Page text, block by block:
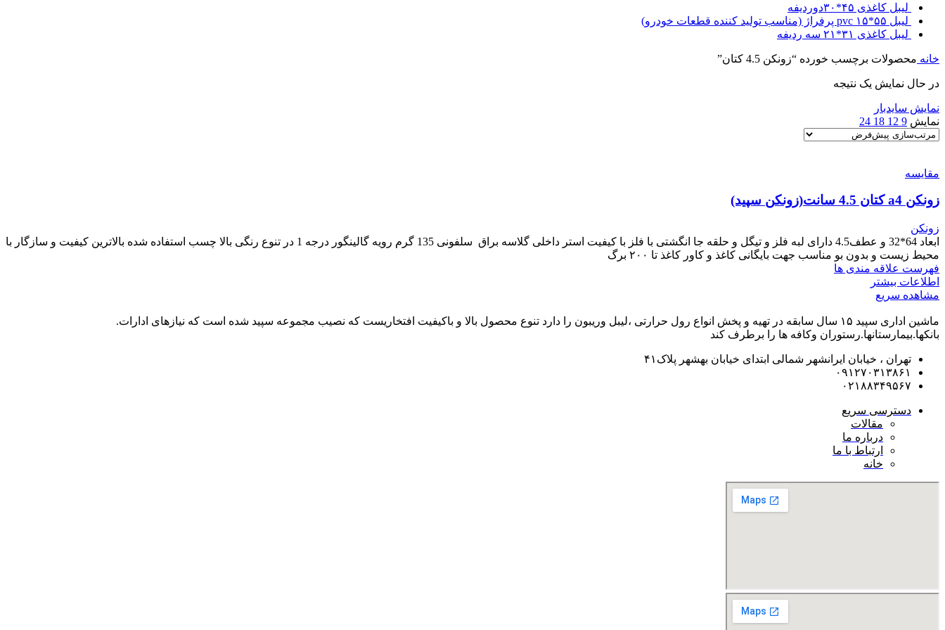
لیبل کاغذی ۴۵*۳۰دوردیفه
لیبل ۵۵*۱۵ pvc پرفراژ (مناسب تولید کننده قطعات خودرو)
لیبل کاغذی ۳۱*۲۱ سه ردیفه
خانه محصولات برچسب خورده “زونکن 4.5 کتان”
در حال نمایش یک نتیجه
نمایش سایدبار
نمایش 9
12
18
24
مقایسه
زونکن a4 کتان 4.5 سانت(زونکن سپید)
زونکن
ابعاد 64*32 و عطف4.5 دارای لبه فلز و تیگل و حلقه جا انگشتی با فلز با کیفیت استر داخلی گلاسه براق سلفونی 135 گرم رویه گالینگور درجه 1 در تنوع رنگی بالا چسب استفاده شده بالاترین کیفیت و سازگار با
محیط زیست و بدون بو مناسب جهت بایگانی کاغذ و کاور کاغذ تا ۲۰۰ برگ
فهرست علاقه مندی ها
اطلاعات بیشتر
مشاهده سریع
ماشین اداری سپید ۱۵ سال سابقه در تهیه و پخش انواع رول حرارتی ،لیبل وریبون را دارد تنوع محصول بالا و باکیفیت افتخاریست که نصیب مجموعه سپید شده است که نیازهای ادارات.
بانکها.بیمارستانها.رستوران و‌کافه ها را برطرف کند
تهران ، خیابان ایرانشهر شمالی ابتدای خیابان بهشهر پلاک۴۱
۰۹۱۲۷۰۳۱۳۸۶۱
۰۲۱۸۸۳۴۹۵۶۷
دسترسی سریع
مقالات
درباره ما
ارتباط با ما
خانه